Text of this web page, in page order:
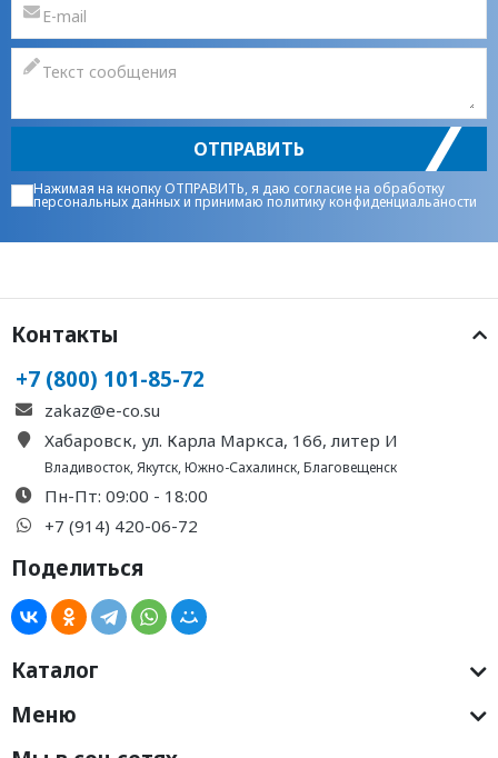
ОТПРАВИТЬ
Нажимая на кнопку ОТПРАВИТЬ, я даю согласие на обработку
персональных данныхи принимаюполитику конфиденциальаности
Контакты
+7 (800) 101-85-72
zakaz@e-co.su
Хабаровск, ул. Карла Маркса, 166, литер И
Владивосток,Якутск,Южно-Сахалинск,Благовещенск
Пн-Пт: 09:00 - 18:00
+7 (914) 420-06-72
Поделиться
Каталог
Меню